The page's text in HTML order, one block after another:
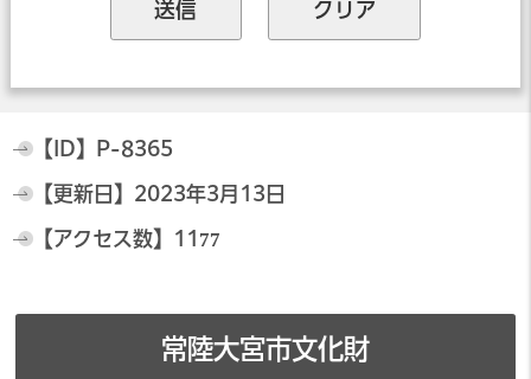
【ID】 P-8365
【更新日】 2023年3月13日
【アクセス数】 1177
常陸大宮市文化財